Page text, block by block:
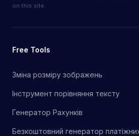
on this site.
Free Tools
Зміна розміру зображень
Інструмент порівняння тексту
Генератор Рахунків
Безкоштовний генератор